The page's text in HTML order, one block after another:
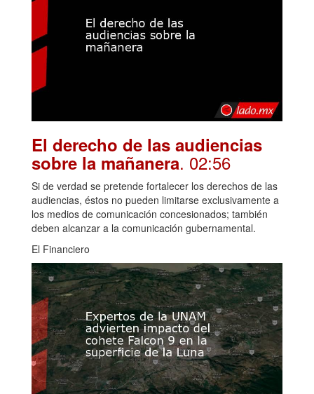
El derecho de las audiencias
sobre la mañanera. 02:56
Si de verdad se pretende fortalecer los derechos de las
audiencias, éstos no pueden limitarse exclusivamente a
los medios de comunicación concesionados; también
deben alcanzar a la comunicación gubernamental.
El Financiero